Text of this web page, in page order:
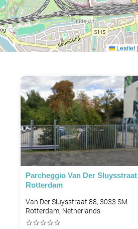
P
Leaflet |
Parcheggio Van Der Sluysstraat
Rotterdam
Van Der Sluysstraat 88, 3033 SM
Rotterdam, Netherlands
☆☆☆☆☆